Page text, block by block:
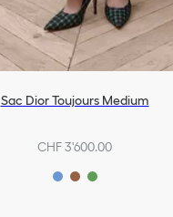
Sac Dior Toujours Medium
CHF 3'600.00